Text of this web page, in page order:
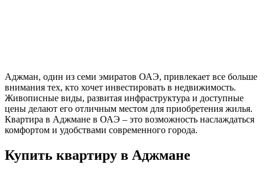
Аджман, один из семи эмиратов ОАЭ, привлекает все больше
внимания тех, кто хочет инвестировать в недвижимость.
Живописные виды, развитая инфраструктура и доступные
цены делают его отличным местом для приобретения жилья.
Квартира в Аджмане в ОАЭ – это возможность наслаждаться
комфортом и удобствами современного города.
Купить квартиру в Аджмане